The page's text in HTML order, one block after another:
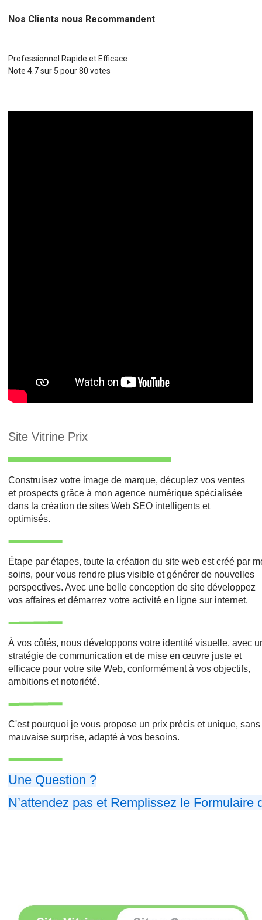
Nos Clients nous Recommandent
Professionnel Rapide et Efficace .
Note4.7sur 5 pour80 votes
Site Vitrine Prix
Construisez votre image de marque, décuplez vos ventes
et prospects grâce à mon agence numérique spécialisée
dans la création de sites Web SEO intelligents et
optimisés.
Étape par étapes, toute la création du site web est créé par
soins, pour vous rendre plus visible et générer de nouvelles
perspectives. Avec une belle conception de site développez
vos affaires et démarrez votre activité en ligne sur internet.
À vos côtés, nous développons votre identité visuelle, avec
stratégie de communication et de mise en œuvre juste et
efficace pour votre site Web, conformément à vos objectifs,
ambitions et notoriété.
C'est pourquoi je vous propose un prix précis et unique, sans
mauvaise surprise, adapté à vos besoins.
Une Question ?
N’attendez pas et Remplissez le Formulaire